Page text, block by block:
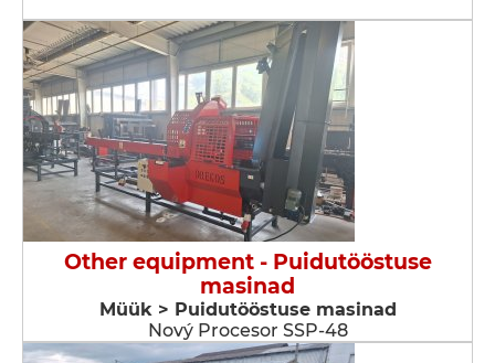
Other equipment - Puidutööstuse
masinad
Müük > Puidutööstuse masinad
Nový Procesor SSP-48